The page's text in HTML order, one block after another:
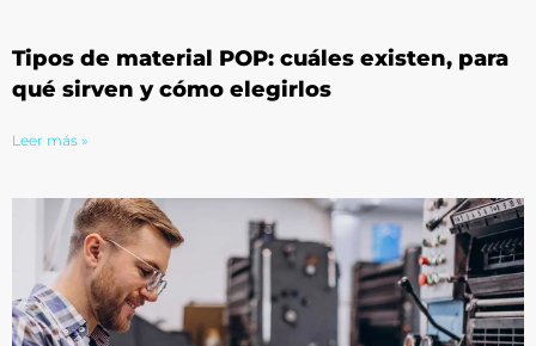
Tipos de material POP: cuáles existen, para
qué sirven y cómo elegirlos
Leer más »